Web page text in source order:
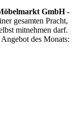
GmbH -
gesamten Pracht,
mitnehmen darf.
des Monats: